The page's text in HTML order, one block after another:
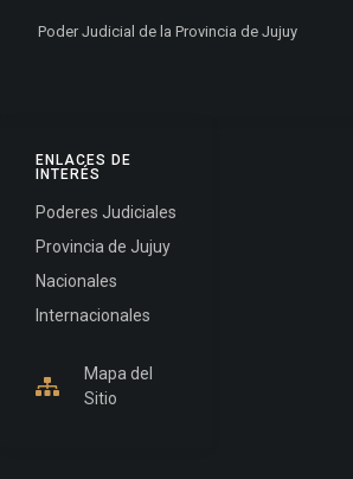
ENLACES DE
INTERÉS
Poderes Judiciales
Provincia de Jujuy
Nacionales
Internacionales
Mapa del
Sitio
Poder Judicial de la Provincia de Jujuy